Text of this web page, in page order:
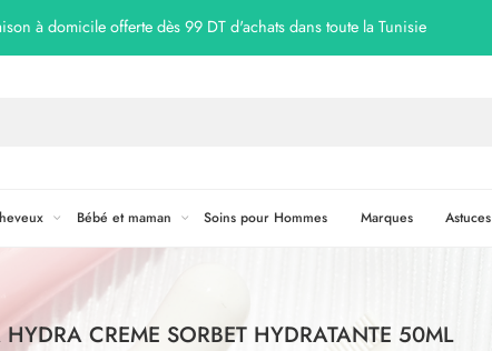
à domicile offerte dès 99 DT d'achats dans toute la Tunisie
Bébé et maman Soins pour Hommes Marques
HYDRA CREME SORBET HYDRATANTE 50ML